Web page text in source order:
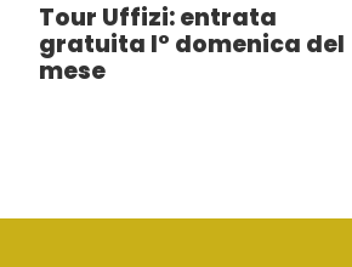
Tour Uffizi: entrata
gratuita I° domenica del
mese